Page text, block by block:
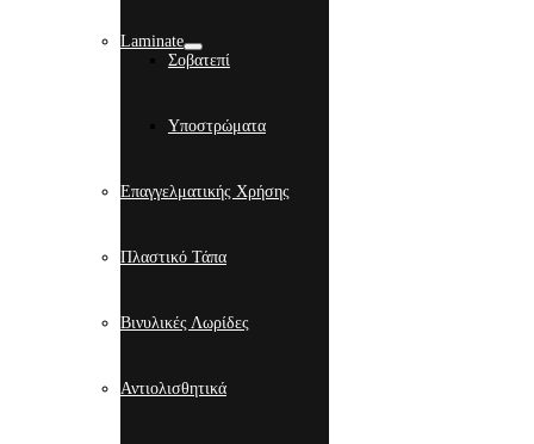
Laminate
Σοβατεπί
Υποστρώματα
Επαγγελματικής Χρήσης
Πλαστικό Τάπα
Βινυλικές Λωρίδες
Αντιολισθητικά